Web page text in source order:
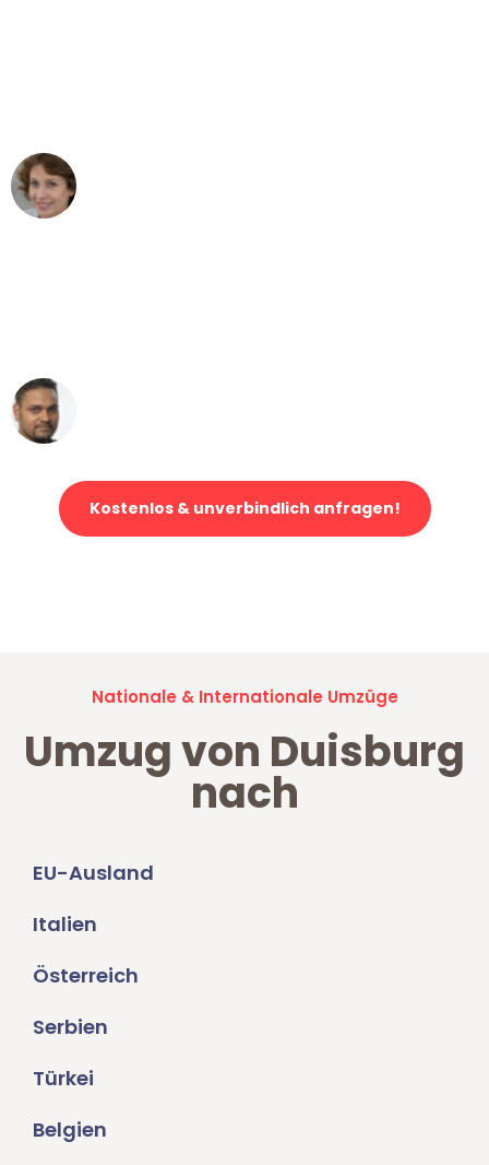
Kostenlos & unverbindlich anfragen!
Nationale & Internationale Umzüge
Umzug von Duisburg
nach
EU-Ausland
Italien
Österreich
Serbien
Türkei
Belgien